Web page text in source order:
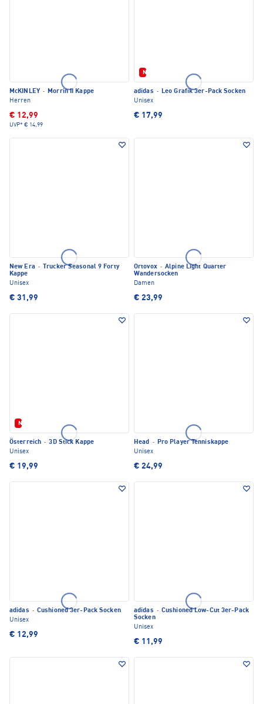
McKINLEY · Morrin II Kappe
Herren
€ 12,99
UVP* € 14,99
Neu
adidas · Leo Grafik 3er-Pack Socken
Unisex
€ 17,99
New Era ·
Trucker Seasonal 9 Forty
Kappe
Unisex
€ 31,99
Ortovox · Alpine Light Quarter
Wandersocken
Damen
€ 23,99
Neu
Österreich · 3D Stick Kappe
Unisex
€ 19,99
Head · Pro Player Tenniskappe
Unisex
€ 24,99
adidas · Cushioned 3er-Pack Socken
Unisex
€ 12,99
adidas · Cushioned Low-Cut 3er-Pack
Socken
Unisex
€ 11,99